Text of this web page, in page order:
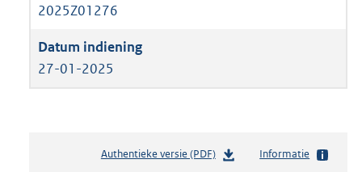
2025Z01276
27-01-2025
Authentieke versie (PDF)b
Informatie